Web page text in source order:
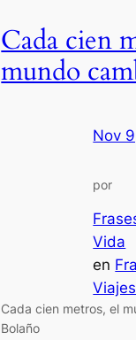
Cada cien
mundo
Nov
por
Vida
en
Viajes
Cada cien metros, el
Bolaño